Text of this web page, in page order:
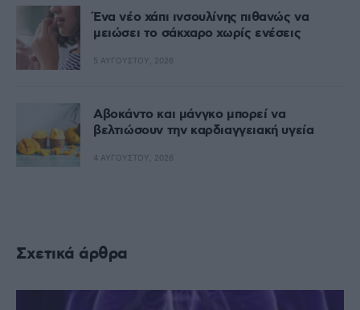
Ένα νέο χάπι ινσουλίνης πιθανώς να
μειώσει το σάκχαρο χωρίς ενέσεις
5 ΑΥΓΟΎΣΤΟΥ, 2026
Αβοκάντο και μάνγκο μπορεί να
βελτιώσουν την καρδιαγγειακή υγεία
4 ΑΥΓΟΎΣΤΟΥ, 2026
Σχετικά άρθρα